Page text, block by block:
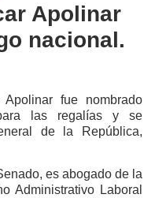
Apolinar
nacional.
fue nombrado
las regalías y se
de la República,
es abogado de la
Administrativo Laboral